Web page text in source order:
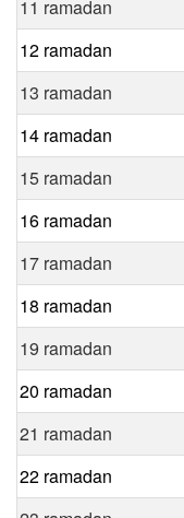
11 ramadan
12 ramadan
13 ramadan
14 ramadan
15 ramadan
16 ramadan
17 ramadan
18 ramadan
19 ramadan
20 ramadan
21 ramadan
22 ramadan